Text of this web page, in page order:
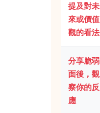
提及對未
來或價值
觀的看法
分享脆弱
面後，觀
察你的反
應